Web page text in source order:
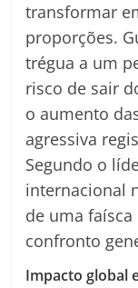
transformar
proporções.
trégua a um
risco de sair
o aumento
agressiva
Segundo o
internacional
de uma
confronto
Impacto global